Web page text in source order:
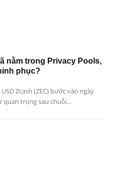
nằm trong Privacy Pools,
phục?
Zcash (ZEC) bước vào ngày
trọng sau chuỗi...